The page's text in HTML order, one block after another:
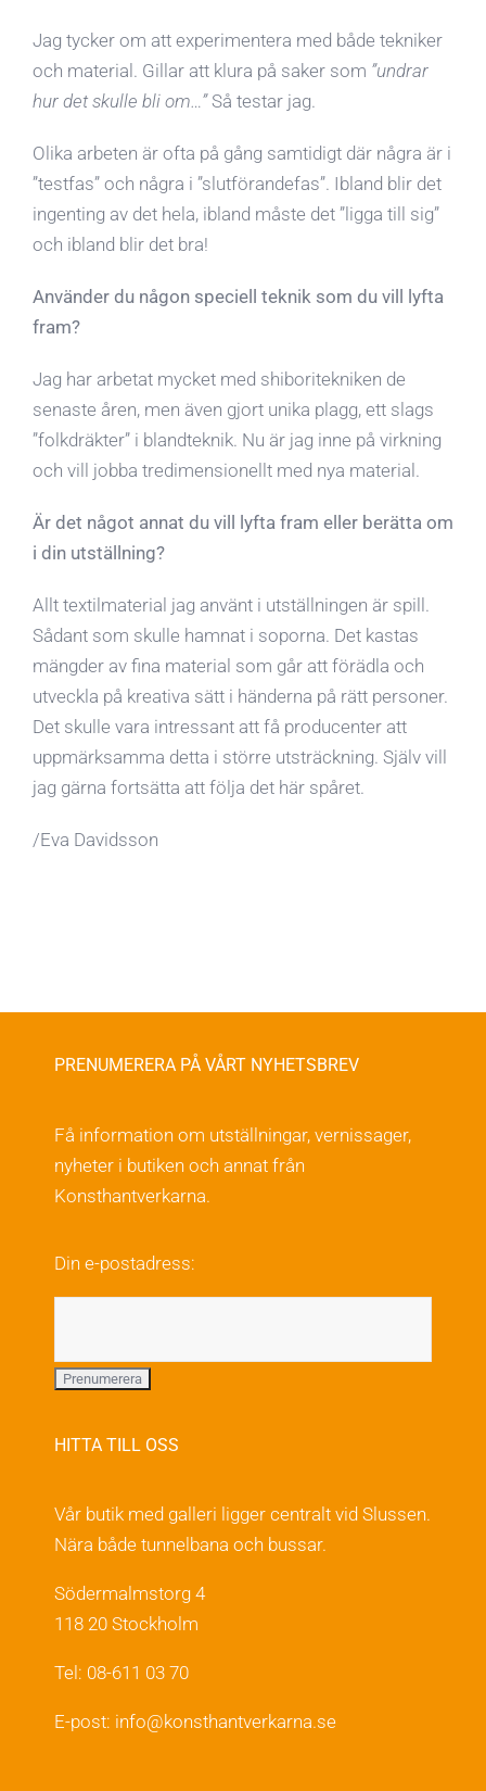
Jag tycker om att experimentera med både tekniker
och material. Gillar att klura på saker som ”undrar
hur det skulle bli om…”Så testar jag.
Olika arbeten är ofta på gång samtidigt där några är i
”testfas” och några i ”slutförandefas”. Ibland blir det
ingenting av det hela, ibland måste det ”ligga till sig”
och ibland blir det bra!
Använder du någon speciell teknik som du vill lyfta
fram?
Jag har arbetat mycket med shiboritekniken de
senaste åren, men även gjort unika plagg, ett slags
”folkdräkter” i blandteknik. Nu är jag inne på virkning
och vill jobba tredimensionellt med nya material.
Är det något annat du vill lyfta fram eller berätta om
i din utställning?
Allt textilmaterial jag använt i utställningen är spill.
Sådant som skulle hamnat i soporna. Det kastas
mängder av fina material som går att förädla och
utveckla på kreativa sätt i händerna på rätt personer.
Det skulle vara intressant att få producenter att
uppmärksamma detta i större utsträckning. Själv vill
jag gärna fortsätta att följa det här spåret.
/Eva Davidsson
PRENUMERERA PÅ VÅRT NYHETSBREV
Få information om utställningar, vernissager,
nyheter i butiken och annat från
Konsthantverkarna.
Din e-postadress:
HITTA TILL OSS
Vår butik med galleri ligger centralt vid Slussen.
Nära både tunnelbana och bussar.
Södermalmstorg 4
118 20 Stockholm
Tel: 08-611 03 70
E-post: info@konsthantverkarna.se